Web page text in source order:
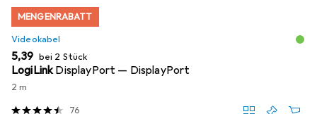
MENGENRABATT
Videokabel
EUR
5,39 bei 2 Stück
LogiLinkDisplayPort — DisplayPort
2 m
76